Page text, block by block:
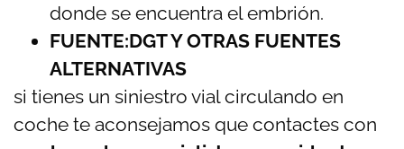
donde se encuentra el embrión.
FUENTE:DGT Y OTRAS FUENTES
ALTERNATIVAS
si tienes un siniestro vial circulando en
coche te aconsejamos que contactes con